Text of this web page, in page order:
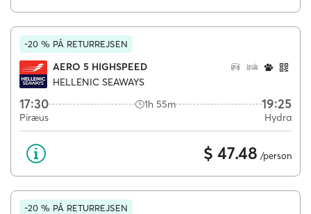
-20 % PÅ RETURREJSEN
AERO 5 HIGHSPEED
HELLENIC SEAWAYS
17:30 1h 55m 19:25
Piræus Hydra
$ 47.48 /person
-20 % PÅ RETURREJSEN